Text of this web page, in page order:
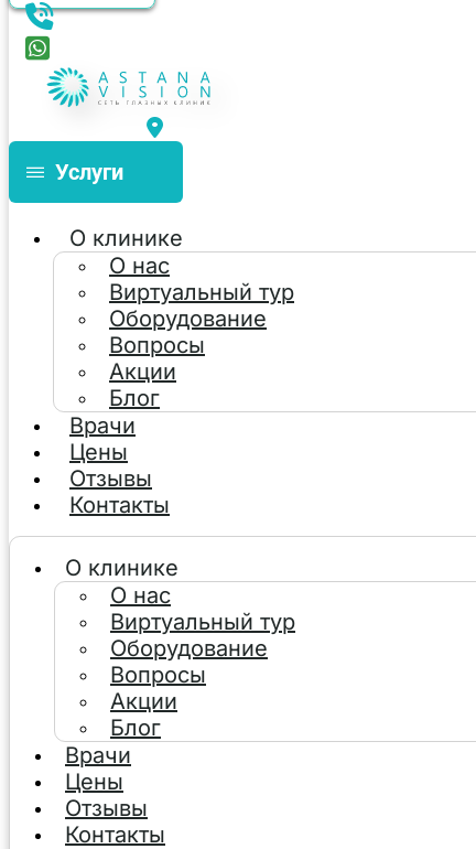
Услуги
О клинике
О нас
Виртуальный тур
Оборудование
Вопросы
Акции
Блог
Врачи
Цены
Отзывы
Контакты
О клинике
О нас
Виртуальный тур
Оборудование
Вопросы
Акции
Блог
Врачи
Цены
Отзывы
Контакты